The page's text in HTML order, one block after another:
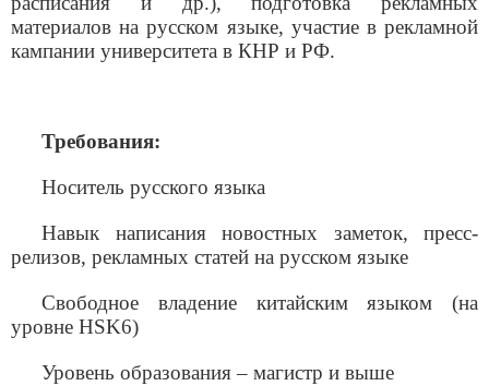
материалов на русском языке, участие в рекламной
кампании университета в КНР и РФ.
Требования:
Носитель русского языка
Навык написания новостных заметок, пресс-
релизов, рекламных статей на русском языке
Свободное владение китайским языком (на
уровне HSK6)
Уровень образования – магистр и выше